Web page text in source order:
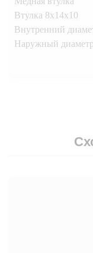
Втулка 8x14x10
Внутренний
Наружный